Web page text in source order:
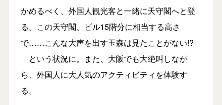
かめるべく、外国人観光客と一緒に天守閣へと登
る。この天守閣、ビル15階分に相当する高さ
で……こんな大声を出す玉森は見たことがない!?
という状況に。また、大阪でも大絶叫しなが
ら、外国人に大人気のアクティビティを体験す
る。